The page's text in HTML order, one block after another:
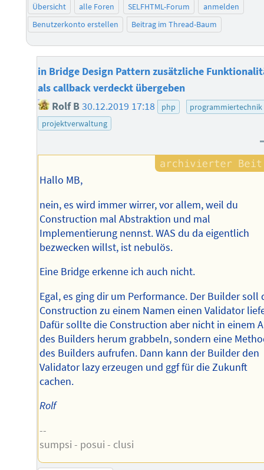
Übersicht alle Foren SELFHTML-Forum
anmelden
Benutzerkonto erstellen
Beitrag im Thread-Baum
in Bridge Design Pattern zusätzliche
als callback verdeckt übergeben
Rolf B30.12.2019 17:18 php
programmiertechnik
projektverwaltung
Hallo MB,
nein, es wird immer wirrer, vor allem, weil du
Construction mal Abstraktion und mal
Implementierung nennst. WAS du da eigentlich
bezwecken willst, ist nebulös.
Eine Bridge erkenne ich auch nicht.
Egal, es ging dir um Performance. Der Builder soll
Construction zu einem Namen einen Validator
Dafür sollte die Construction aber nicht in einem
des Builders herum grabbeln, sondern eine
des Builders aufrufen. Dann kann der Builder den
Validator lazy erzeugen und ggf für die Zukunft
cachen.
Rolf
--
sumpsi - posui - clusi